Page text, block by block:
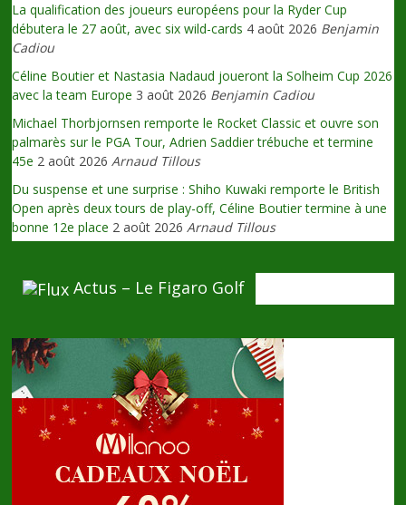
La qualification des joueurs européens pour la Ryder Cup
débutera le 27 août, avec six wild-cards 4 août 2026 Benjamin
Cadiou
Céline Boutier et Nastasia Nadaud joueront la Solheim Cup 2026
avec la team Europe 3 août 2026 Benjamin Cadiou
Michael Thorbjornsen remporte le Rocket Classic et ouvre son
palmarès sur le PGA Tour, Adrien Saddier trébuche et termine
45e 2 août 2026 Arnaud Tillous
Du suspense et une surprise : Shiho Kuwaki remporte le British
Open après deux tours de play-off, Céline Boutier termine à une
bonne 12e place 2 août 2026 Arnaud Tillous
Actus – Le Figaro Golf